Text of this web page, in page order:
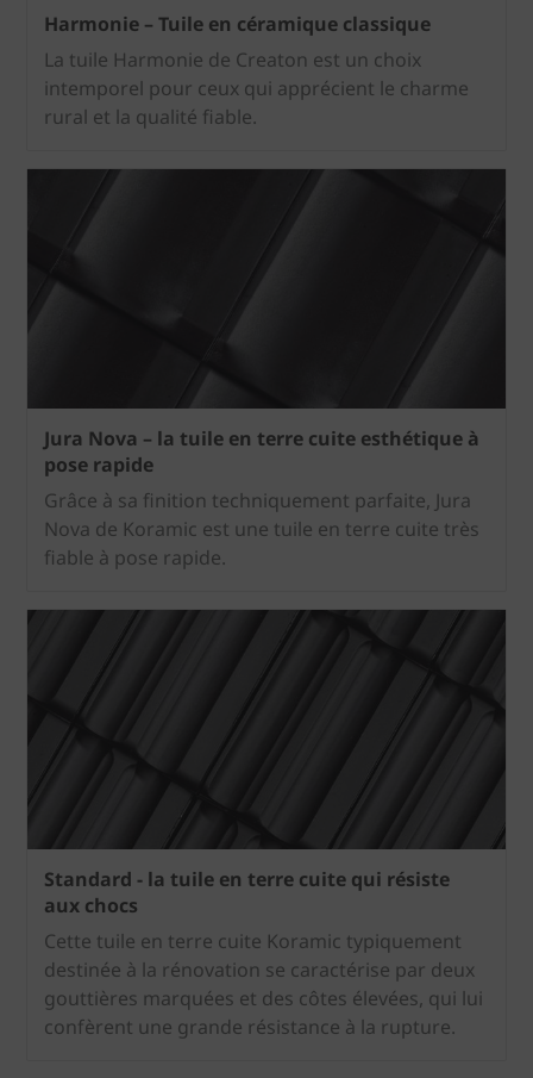
Harmonie – Tuile en céramique classique
La tuile Harmonie de Creaton est un choix
intemporel pour ceux qui apprécient le charme
rural et la qualité fiable.
Jura Nova – la tuile en terre cuite esthétique à
pose rapide
Grâce à sa finition techniquement parfaite, Jura
Nova de Koramic est une tuile en terre cuite très
fiable à pose rapide.
Standard - la tuile en terre cuite qui résiste
aux chocs
Cette tuile en terre cuite Koramic typiquement
destinée à la rénovation se caractérise par deux
gouttières marquées et des côtes élevées, qui lui
confèrent une grande résistance à la rupture.